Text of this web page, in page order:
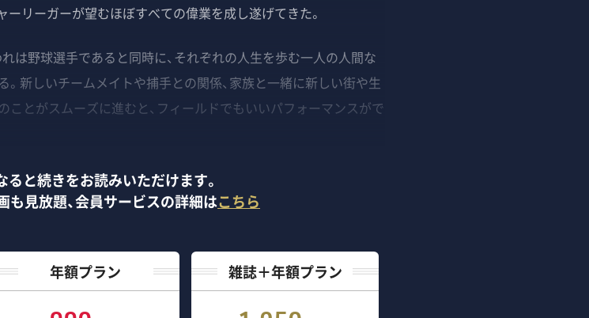
ーリーガーが望むほぼすべての偉業を成し遂げてきた。
は野球選手であると同時に、それぞれの人生を歩む一人の人間な
。新しいチームメイトや捕手との関係、家族と一緒に新しい街や生
ことがスムーズに進むと、フィールドでもいいパフォーマンスがで
ると続きをお読みいただけます。
も見放題、会員サービスの詳細はこちら
年額プラン 雑誌＋年額プラン